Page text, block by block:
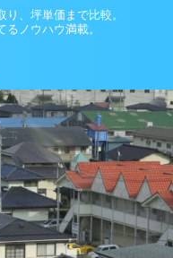
、坪単価まで比較。
ノウハウ満載。